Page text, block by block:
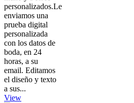
personalizados.Le
enviamos una
prueba digital
personalizada
con los datos de
boda, en 24
horas, a su
email. Editamos
el diseño y texto
a sus...
View